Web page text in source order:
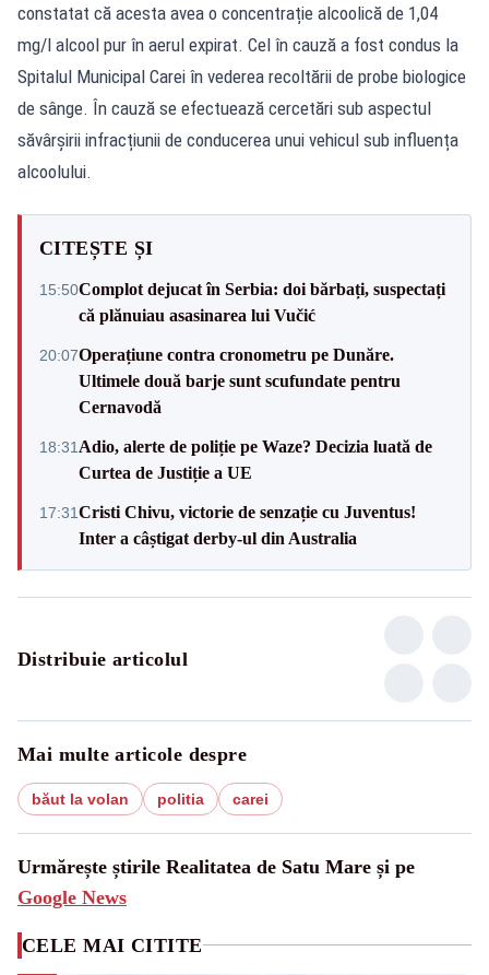
constatat că acesta avea o concentrație alcoolică de 1,04
mg/l alcool pur în aerul expirat. Cel în cauză a fost condus la
Spitalul Municipal Carei în vederea recoltării de probe biologice
de sânge. În cauză se efectuează cercetări sub aspectul
săvârșirii infracțiunii de conducerea unui vehicul sub influența
alcoolului.
CITEȘTE ȘI
15:50Complot dejucat în Serbia: doi bărbați, suspectați
că plănuiau asasinarea lui Vučić
20:07Operațiune contra cronometru pe Dunăre.
Ultimele două barje sunt scufundate pentru
Cernavodă
18:31 Adio, alerte de poliție pe Waze? Decizia luată de
Curtea de Justiție a UE
17:31Cristi Chivu, victorie de senzație cu Juventus!
Inter a câștigat derby-ul din Australia
Distribuie articolul
Mai multe articole despre
băut la volan politia carei
Urmărește știrile Realitatea de Satu Mare și pe
Google News
CELE MAI CITITE